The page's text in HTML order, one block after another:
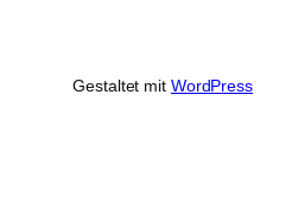
Gestaltet mit WordPress